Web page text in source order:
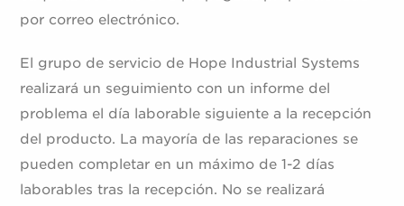
por correo electrónico.
El grupo de servicio de Hope Industrial Systems
realizará un seguimiento con un informe del
problema el día laborable siguiente a la recepción
del producto. La mayoría de las reparaciones se
pueden completar en un máximo de 1-2 días
laborables tras la recepción. No se realizará